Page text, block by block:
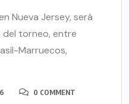
Nueva Jersey, será
torneo, entre
Marruecos,
0 COMMENT